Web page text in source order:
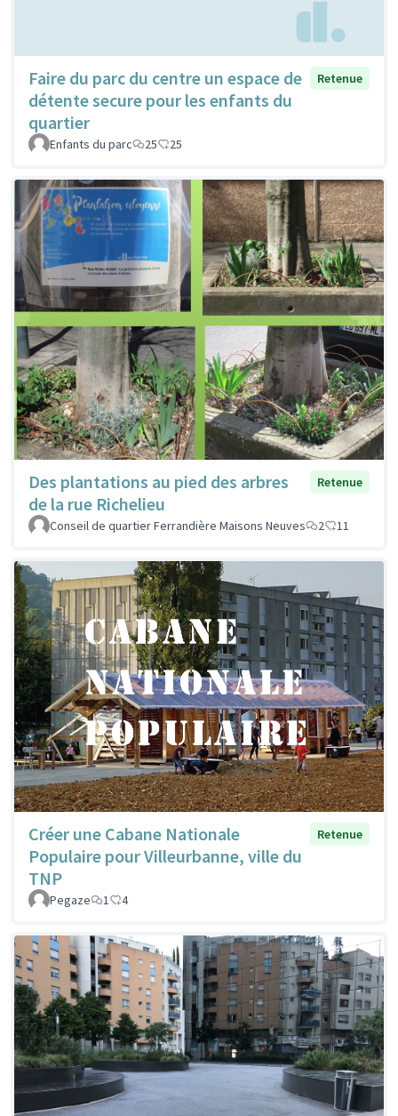
Faire du parc du centre un espace de
détente secure pour les enfants du
quartier
Retenue
Enfants du parc 25 25
Des plantations au pied des arbres
de la rue Richelieu
Retenue
Conseil de quartier Ferrandière Maisons Neuves 2 11
Créer une Cabane Nationale
Populaire pour Villeurbanne, ville du
TNP
Retenue
Pegaze 1 4